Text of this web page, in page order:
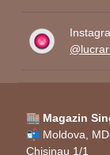
🏬 Magazin
📬 Moldova,
Chisinau 1/1